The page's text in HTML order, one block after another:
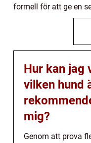
formell för att ge en
Hur kan jag
vilken hund
mig?
Genom att prova